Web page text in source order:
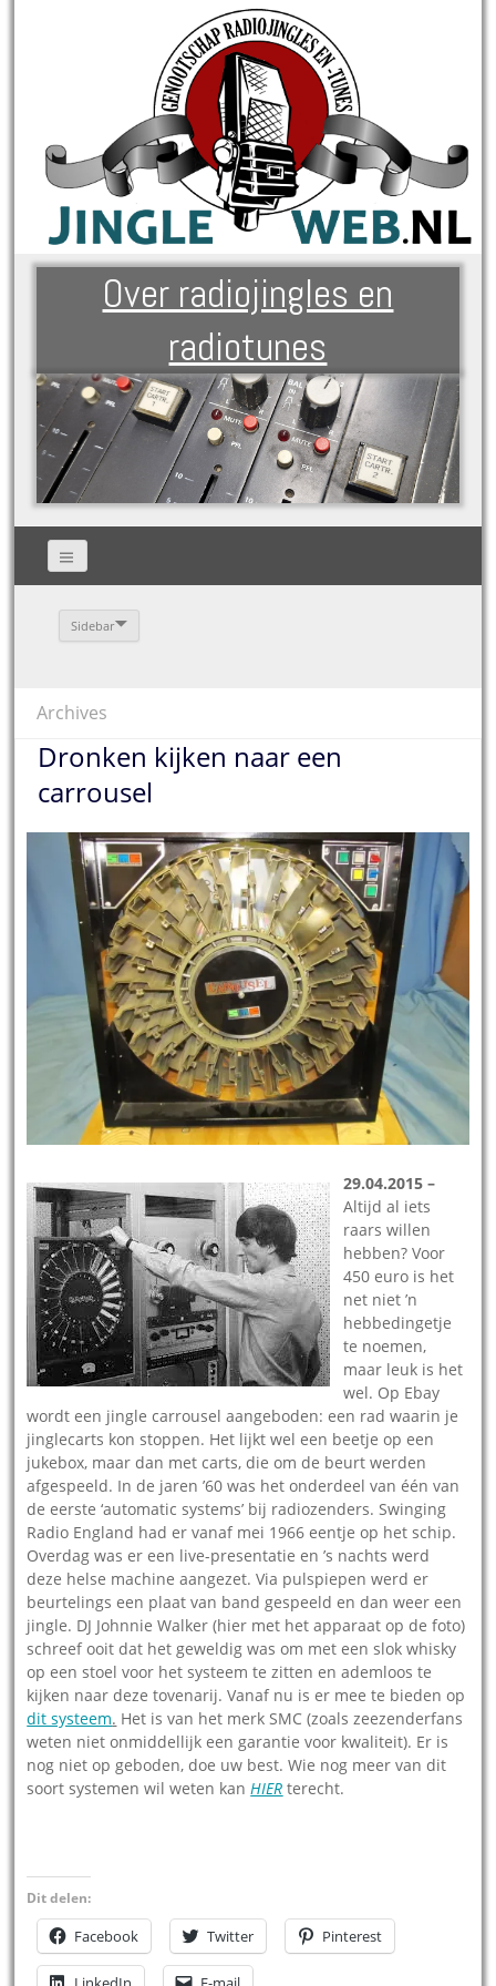
Over radiojingles en
radiotunes
Sidebar
Archives
Dronken kijken naar een
carrousel
29.04.2015 –
Altijd al iets
raars willen
hebben? Voor
450 euro is het
net niet ’n
hebbedingetje
te noemen,
maar leuk is het
wel. Op Ebay
wordt een jingle carrousel aangeboden: een rad waarin je
jinglecarts kon stoppen. Het lijkt wel een beetje op een
jukebox, maar dan met carts, die om de beurt werden
afgespeeld. In de jaren ’60 was het onderdeel van één van
de eerste ‘automatic systems’ bij radiozenders. Swinging
Radio England had er vanaf mei 1966 eentje op het schip.
Overdag was er een live-presentatie en ’s nachts werd
deze helse machine aangezet. Via pulspiepen werd er
beurtelings een plaat van band gespeeld en dan weer een
jingle. DJ Johnnie Walker (hier met het apparaat op de foto)
schreef ooit dat het geweldig was om met een slok whisky
op een stoel voor het systeem te zitten en ademloos te
kijken naar deze tovenarij. Vanaf nu is er mee te bieden op
dit systeem. Het is van het merk SMC (zoals zeezenderfans
weten niet onmiddellijk een garantie voor kwaliteit). Er is
nog niet op geboden, doe uw best. Wie nog meer van dit
soort systemen wil weten kanHIER terecht.
Dit delen:
Facebook Twitter Pinterest